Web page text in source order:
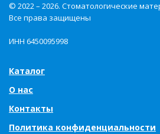
© 2022 – 2026. Стоматологические
Все права защищены
ИНН 6450095998
Каталог
О нас
Контакты
Политика конфиденциальности